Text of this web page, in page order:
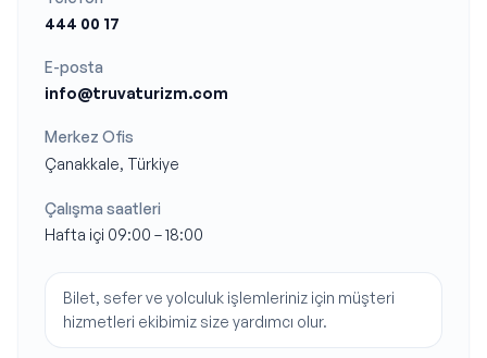
444 00 17
E-posta
info@truvaturizm.com
Merkez Ofis
Çanakkale, Türkiye
Çalışma saatleri
Hafta içi 09:00 – 18:00
Bilet, sefer ve yolculuk işlemleriniz için müşteri
hizmetleri ekibimiz size yardımcı olur.